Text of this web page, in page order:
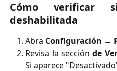
Cómo verificar
deshabilitada
Abra Configuración →
Revisa la secciónde
Si aparece